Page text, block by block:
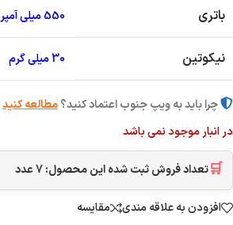
باتری 550 میلی آمپر
نیکوتین 30 میلی گرم
چرا باید به ویپ جنوب اعتماد کنید؟مطالعه کنید
در انبار موجود نمی باشد
🛒تعداد فروش ثبت شده این محصول:7عدد
افزودن به علاقه مندی
مقایسه